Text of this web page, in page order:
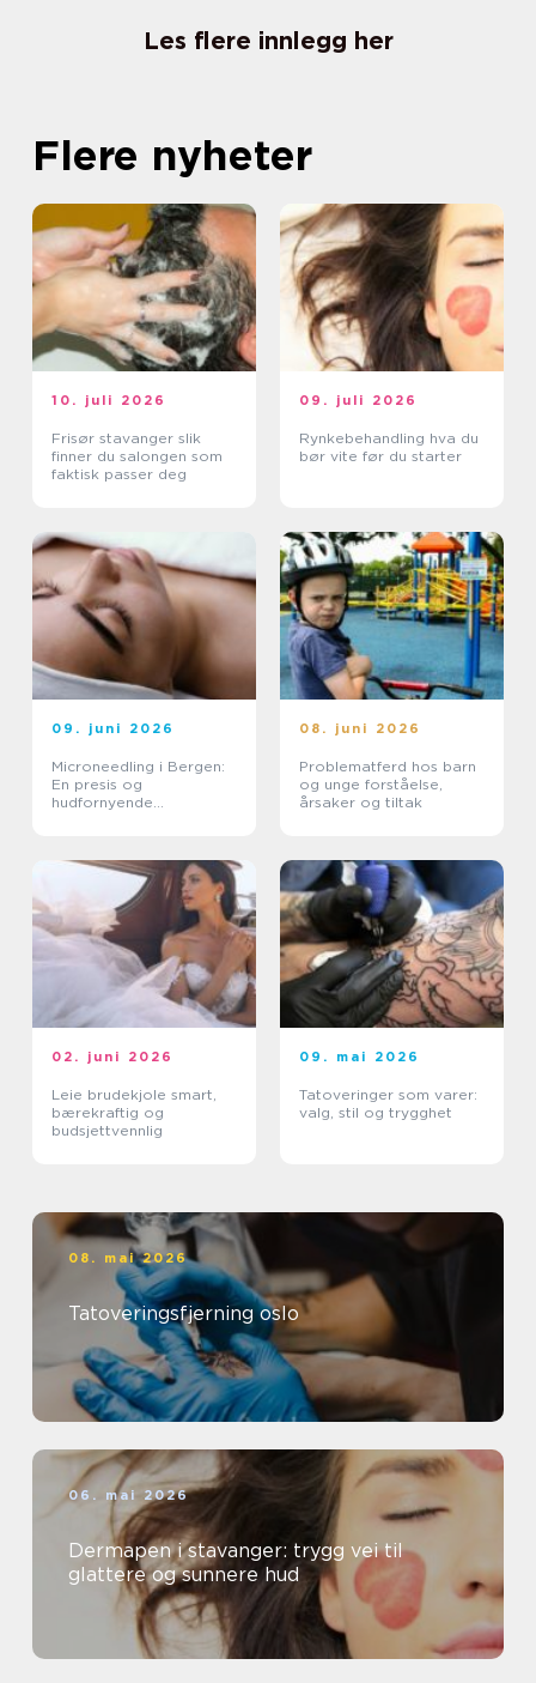
Les flere innlegg her
Flere nyheter
10. juli 2026
Frisør stavanger slik
finner du salongen som
faktisk passer deg
09. juli 2026
Rynkebehandling hva du
bør vite før du starter
09. juni 2026
Microneedling i Bergen:
En presis og
hudfornyende
08. juni 2026
Problematferd hos barn
og unge forståelse,
årsaker og tiltak
02. juni 2026
Leie brudekjole smart,
bærekraftig og
budsjettvennlig
09. mai 2026
Tatoveringer som varer:
valg, stil og trygghet
08. mai 2026
Tatoveringsfjerning oslo
06. mai 2026
Dermapen i stavanger: trygg vei til
glattere og sunnere hud